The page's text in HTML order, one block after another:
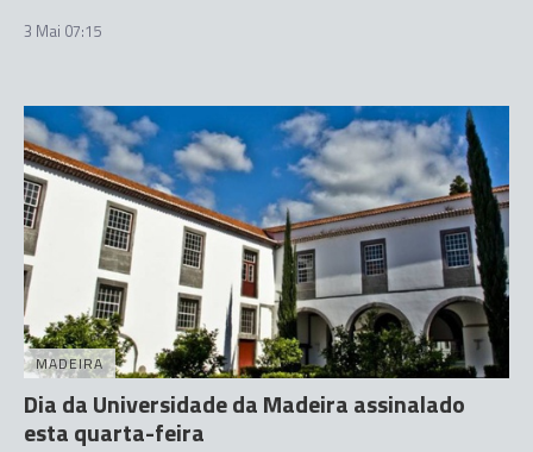
3 Mai 07:15
MADEIRA
Dia da Universidade da Madeira assinalado
esta quarta-feira